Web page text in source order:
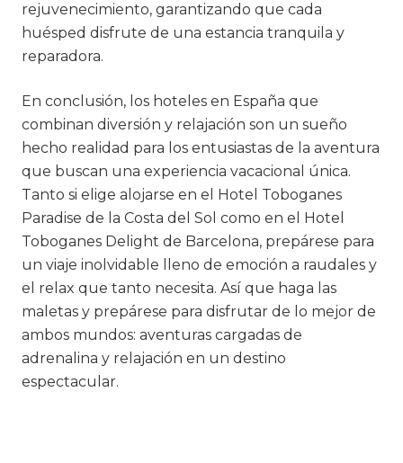
rejuvenecimiento, garantizando que cada
huésped disfrute de una estancia tranquila y
reparadora.
En conclusión, los hoteles en España que
combinan diversión y relajación son un sueño
hecho realidad para los entusiastas de la aventura
que buscan una experiencia vacacional única.
Tanto si elige alojarse en el Hotel Toboganes
Paradise de la Costa del Sol como en el Hotel
Toboganes Delight de Barcelona, prepárese para
un viaje inolvidable lleno de emoción a raudales y
el relax que tanto necesita. Así que haga las
maletas y prepárese para disfrutar de lo mejor de
ambos mundos: aventuras cargadas de
adrenalina y relajación en un destino
espectacular.